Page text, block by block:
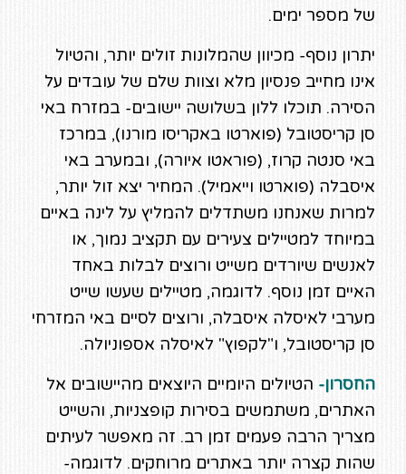
של מספר ימים.
יתרון נוסף- מכיוון שהמלונות זולים יותר, והטיול
אינו מחייב פנסיון מלא וצוות שלם של עובדים על
הסירה. תוכלו ללון בשלושה יישובים- במזרח באי
סן קריסטובל (פוארטו באקריסו מורנו), במרכז
באי סנטה קרוז, (פוראטו איורה), ובמערב באי
איסבלה (פוארטו וייאמיל). המחיר יצא זול יותר,
למרות שאנחנו משתדלים להמליץ על לינה באיים
במיוחד למטיילים צעירים עם תקציב נמוך, או
לאנשים שיורדים משייט ורוצים לבלות באחד
האיים זמן נוסף. לדוגמה, מטיילים שעשו שייט
מערבי לאיסלה איסבלה, ורוצים לסיים באי המזרחי
סן קריסטובל, ו"לקפוץ" לאיסלה אספוניולה.
החסרון- הטיולים היומיים היוצאים מהיישובים אל
האתרים, משתמשים בסירות קופצניות, והשייט
מצריך הרבה פעמים זמן רב. זה מאפשר לעיתים
שהות קצרה יותר באתרים מרוחקים. לדוגמה-